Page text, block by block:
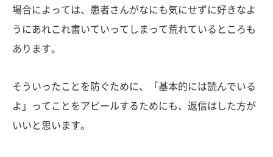
場合によっては、患者さんがなにも気にせずに好きなよ
うにあれこれ書いていってしまって荒れているところも
あります。
そういったことを防ぐために、「基本的には読んでいる
よ」ってことをアピールするためにも、返信はした方が
いいと思います。